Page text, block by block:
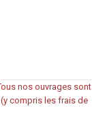
nos ouvrages sont
compris les frais de